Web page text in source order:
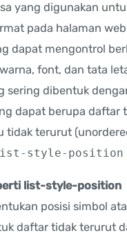
yang digunakan
pada halaman
dapat mengontrol
font, dan tata
sering dibentuk
dapat berupa daftar
tidak terurut
style-position
list-style-position
posisi simbol
daftar tidak terurut